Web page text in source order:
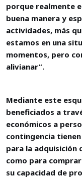
porque realmente
buena manera y
actividades, más
estamos en una
momentos, pero
alivianar”.
Mediante este
beneficiados a
económicos a
contingencia
para la adquisición
como para
su capacidad de